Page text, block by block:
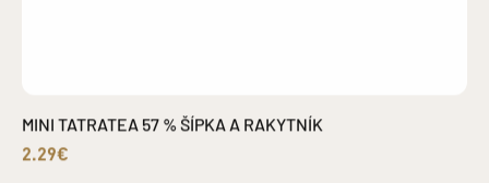
MINI TATRATEA 57 % ŠÍPKA A RAKYTNÍK
2.29€